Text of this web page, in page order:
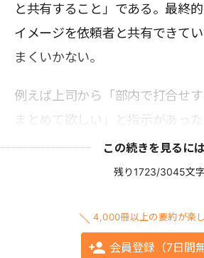
と共有すること」である。最終
イメージを依頼者と共有できて
まくいかない。
例えば上司から「部内で打合せ
まとめて欲しい」と指示があった
この続きを見るに
残り1723/3045文字
4,000冊以上の要約が楽
会員登録（7日間無